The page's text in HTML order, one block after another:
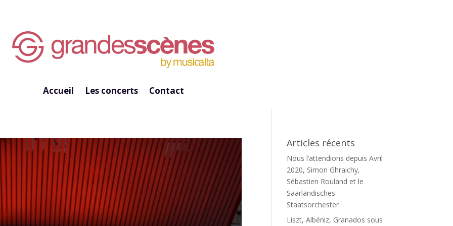
Accueil Les concerts Contact
Articles récents
Nous l’attendions depuis Avril
2020, Simon Ghraichy,
Sébastien Rouland et le
Saarländisches
Staatsorchester
Liszt, Albéniz, Granados sous